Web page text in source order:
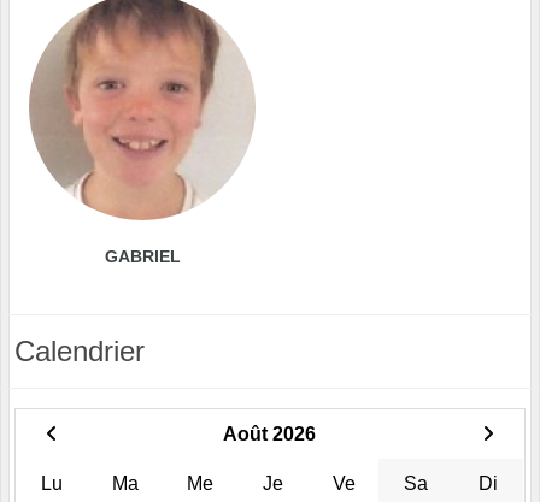
GABRIEL
Calendrier
Août 2026
Lu Ma Me Je Ve Sa Di